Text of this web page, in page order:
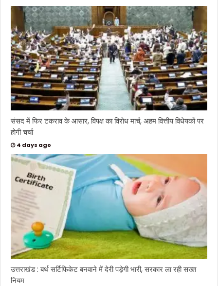
संसद में फिर टकराव के आसार, विपक्ष का विरोध मार्च, अहम वित्तीय विधेयकों पर
होगी चर्चा
4 days ago
उत्तराखंड : बर्थ सर्टिफिकेट बनवाने में देरी पड़ेगी भारी, सरकार ला रही सख्त
नियम